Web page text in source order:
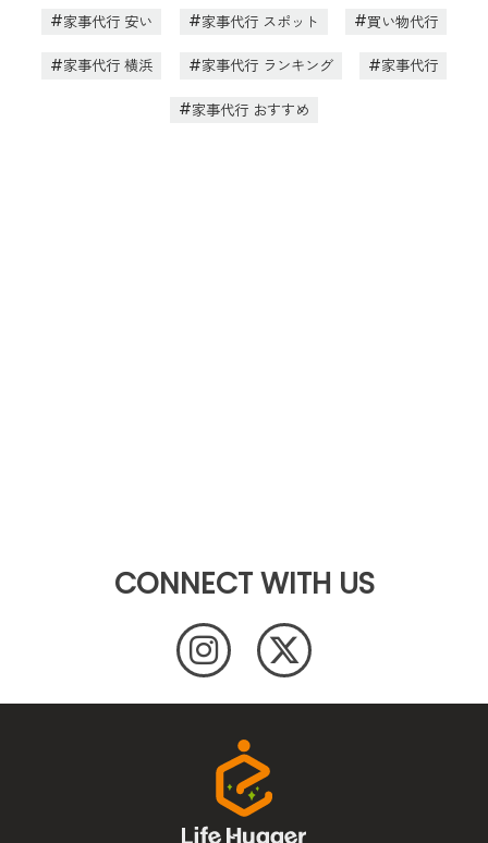
家事代行 安い 家事代行 スポット 買い物代行
家事代行 横浜 家事代行 ランキング 家事代行
家事代行 おすすめ
CONNECT WITH US